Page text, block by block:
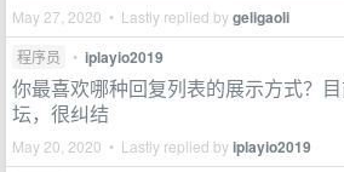
May 27, 2020 • Lastly replied bygeligaoli
程序员 • iplayio2019
你最喜欢哪种回复列表的展示方式？
坛，很纠结
May 20, 2020 • Lastly replied byiplayio2019